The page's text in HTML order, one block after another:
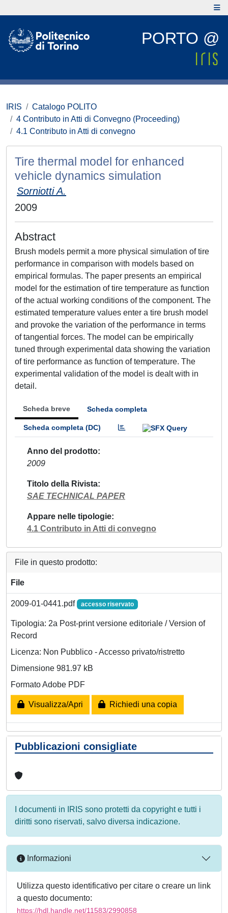
PORTO @
IRIS
Catalogo POLITO
4 Contributo in Atti di Convegno (Proceeding)
4.1 Contributo in Atti di convegno
Tire thermal model for enhanced
vehicle dynamics simulation
Sorniotti A.
2009
Abstract
Brush models permit a more physical simulation of tire
performance in comparison with models based on
empirical formulas. The paper presents an empirical
model for the estimation of tire temperature as function
of the actual working conditions of the component. The
estimated temperature values enter a tire brush model
and provoke the variation of the performance in terms
of tangential forces. The model can be empirically
tuned through experimental data showing the variation
of tire performance as function of temperature. The
experimental validation of the model is dealt with in
detail.
Scheda breve Scheda completa
Scheda completa (DC)
Anno del prodotto
2009
Titolo della Rivista
SAE TECHNICAL PAPER
Appare nelle tipologie
4.1 Contributo in Atti di convegno
File in questo prodotto:
File
2009-01-0441.pdf accesso riservato
Tipologia: 2a Post-print versione editoriale / Version of
Record
Licenza: Non Pubblico - Accesso privato/ristretto
Dimensione 981.97 kB
Formato Adobe PDF
Visualizza/Apri Richiedi una copia
Pubblicazioni consigliate
I documenti in IRIS sono protetti da copyright e tutti i
diritti sono riservati, salvo diversa indicazione.
Informazioni
Utilizza questo identificativo per citare o creare un link
a questo documento:
https://hdl.handle.net/11583/2990858